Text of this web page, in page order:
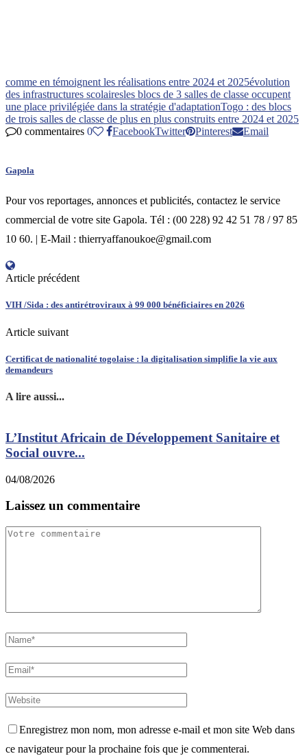
comme en témoignent les réalisations entre 2024 et 2025évolution
des infrastructures scolairesles blocs de 3 salles de classe occupent
une place privilégiée dans la stratégie d'adaptationTogo : des blocs
de trois salles de classe de plus en plus construits entre 2024 et 2025
0 commentaires 0 FacebookTwitter Pinterest Email
Gapola
Pour vos reportages, annonces et publicités, contactez le service
commercial de votre site Gapola. Tél : (00 228) 92 42 51 78 / 97 85
10 60. | E-Mail : thierryaffanoukoe@gmail.com
Article précédent
VIH /Sida : des antirétroviraux à 99 000 bénéficiaires en 2026
Article suivant
Certificat de nationalité togolaise : la digitalisation simplifie la vie aux
demandeurs
A lire aussi...
L’Institut Africain de Développement Sanitaire et
Social ouvre...
04/08/2026
Laissez un commentaire
Enregistrez mon nom, mon adresse e-mail et mon site Web dans
ce navigateur pour la prochaine fois que je commenterai.